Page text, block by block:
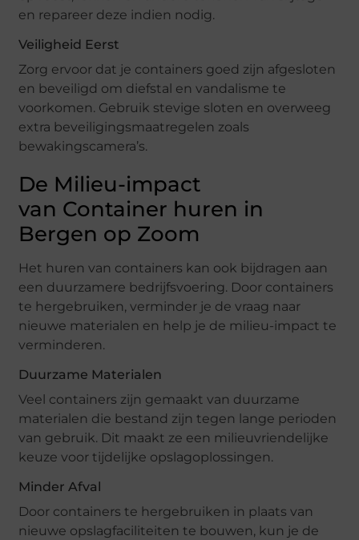
en repareer deze indien nodig.
Veiligheid Eerst
Zorg ervoor dat je containers goed zijn afgesloten
en beveiligd om diefstal en vandalisme te
voorkomen. Gebruik stevige sloten en overweeg
extra beveiligingsmaatregelen zoals
bewakingscamera’s.
De Milieu-impact
van Container huren in
Bergen op Zoom
Het huren van containers kan ook bijdragen aan
een duurzamere bedrijfsvoering. Door containers
te hergebruiken, verminder je de vraag naar
nieuwe materialen en help je de milieu-impact te
verminderen.
Duurzame Materialen
Veel containers zijn gemaakt van duurzame
materialen die bestand zijn tegen lange perioden
van gebruik. Dit maakt ze een milieuvriendelijke
keuze voor tijdelijke opslagoplossingen.
Minder Afval
Door containers te hergebruiken in plaats van
nieuwe opslagfaciliteiten te bouwen, kun je de